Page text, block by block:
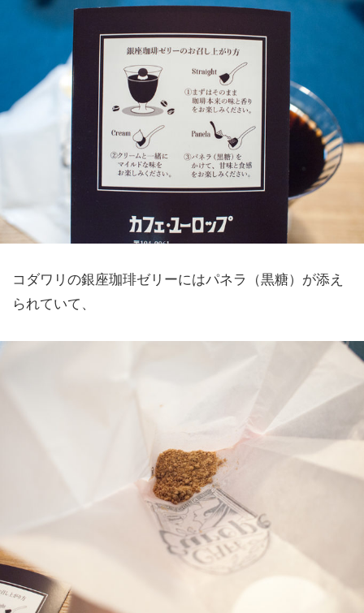
コダワリの銀座珈琲ゼリーにはパネラ（黒糖）が添え
られていて、